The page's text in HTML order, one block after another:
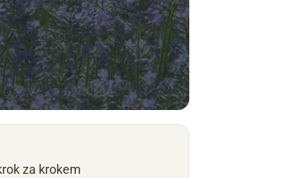
za krokem